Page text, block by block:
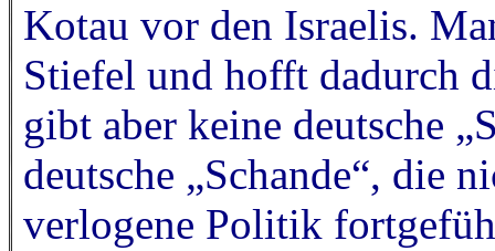
Kotau vor den Israelis.
Stiefel und hofft dadurch
gibt aber keine deutsche
deutsche „Schande“, die
verlogene Politik